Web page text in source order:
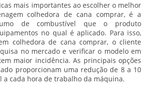
mais importantes ao escolher o melhor
colhedora de cana comprar, é a
de combustível que o produto
no qual é aplicado. Para isso,
colhedora de cana comprar, o cliente
no mercado e verificar o modelo em
maior incidência. As principais opções
proporcionam uma redução de 8 a 10
a cada hora de trabalho da máquina.